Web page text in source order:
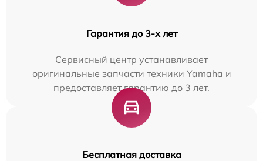
Гарантия до 3-х лет
Сервисный центр устанавливает
оригинальные запчасти техники Yamaha и
предоставляет гарантию до 3 лет.
Бесплатная доставка